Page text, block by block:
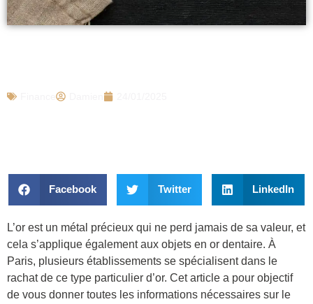
Facebook Twitter LinkedIn
L’or est un métal précieux qui ne perd jamais de sa valeur, et
cela s’applique également aux objets en or dentaire. À
Paris, plusieurs établissements se spécialisent dans le
rachat de ce type particulier d’or. Cet article a pour objectif
de vous donner toutes les informations nécessaires sur le